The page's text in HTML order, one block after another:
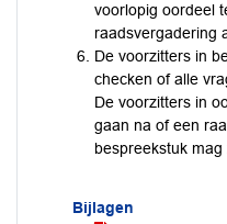
voorlopig oordeel
raadsvergadering
De voorzitters in
checken of alle
De voorzitters in
gaan na of een
bespreekstuk mag
Bijlagen